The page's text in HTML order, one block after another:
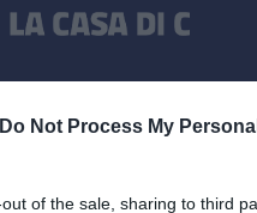
Do Not Process My Personal
of the sale, sharing to third
Serie C,